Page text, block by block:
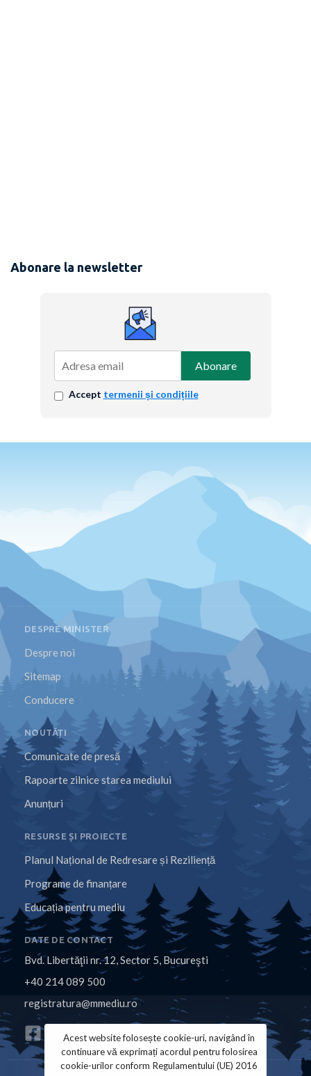
Abonare la newsletter
Abonare
Accept termenii și condițiile
DESPRE MINISTER
Despre noi
Sitemap
Conducere
NOUTĂȚI
Comunicate de presă
Rapoarte zilnice starea mediului
Anunțuri
RESURSE ȘI PROIECTE
Planul Național de Redresare și Reziliență
Programe de finanțare
Educația pentru mediu
DATE DE CONTACT
Bvd. Libertăţii nr. 12, Sector 5, Bucureşti
+40 214 089 500
registratura@mmediu.ro
Acest website folosește cookie-uri, navigând în
continuare vă exprimați acordul pentru folosirea
cookie-urilor conform Regulamentului (UE) 2016